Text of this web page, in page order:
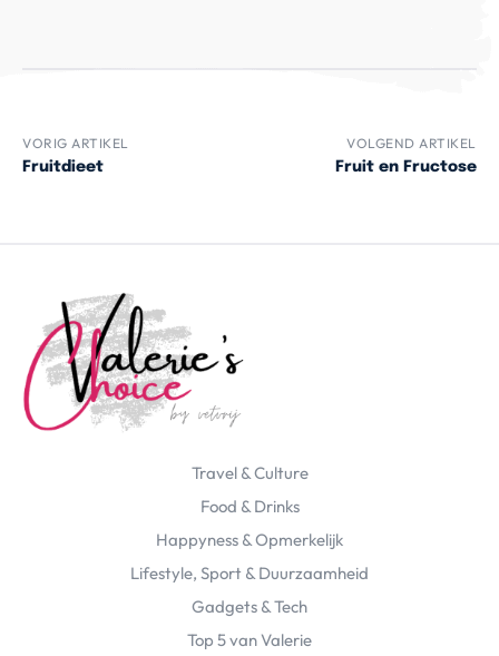
VORIG ARTIKEL
Fruitdieet
VOLGEND ARTIKEL
Fruit en Fructose
Travel & Culture
Food & Drinks
Happyness & Opmerkelijk
Lifestyle, Sport & Duurzaamheid
Gadgets & Tech
Top 5 van Valerie